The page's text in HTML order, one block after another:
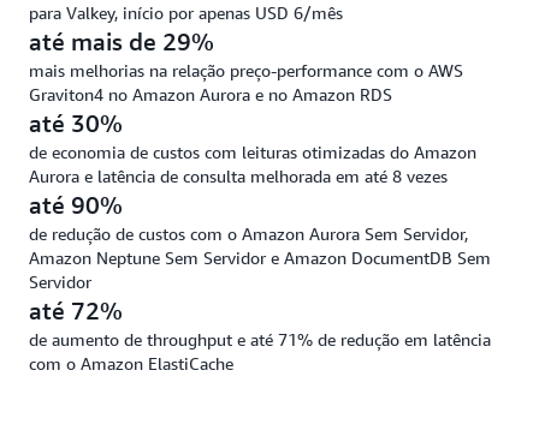
para Valkey, início por apenas USD 6/mês
até mais de 29%
mais melhorias na relação preço-performance com o AWS
Graviton4 no Amazon Aurora e no Amazon RDS
até 30%
de economia de custos com leituras otimizadas do Amazon
Aurora e latência de consulta melhorada em até 8 vezes
até 90%
de redução de custos com o Amazon Aurora Sem Servidor,
Amazon Neptune Sem Servidor e Amazon DocumentDB Sem
Servidor
até 72%
de aumento de throughput e até 71% de redução em latência
com o Amazon ElastiCache